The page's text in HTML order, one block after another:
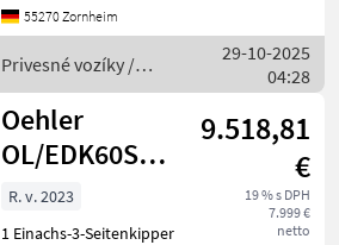
motorové vozidlo Privesné
vozíky Sklápacie vozidlo
55270 Zornheim
Privesné vozíky /
Oehler
29-10-2025
04:28
Oehler
OL/EDK60S
Brücke
4.000x1.800 2
9.518,81
€
19 % s DPH
7.999 €
netto
R. v. 2023
1 Einachs-3-Seitenkipper